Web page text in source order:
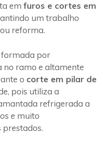
em furos e cortes em
um trabalho
ou reforma.
formada por
no ramo e altamente
o corte em pilar de
pois utiliza a
refrigerada a
e muito
prestados.